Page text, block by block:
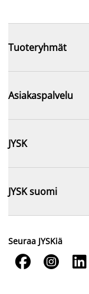
Tuoteryhmät
Asiakaspalvelu
JYSK
JYSK suomi
Seuraa JYSKiä
  